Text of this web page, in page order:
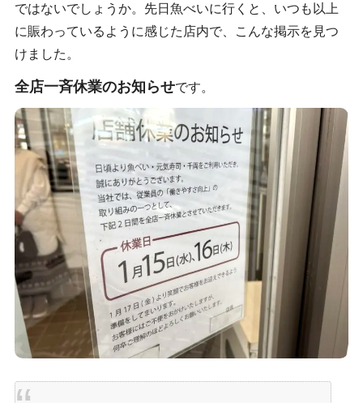
ではないでしょうか。先日魚べいに行くと、いつも以上
に賑わっているように感じた店内で、こんな掲示を見つ
けました。
全店一斉休業のお知らせです。